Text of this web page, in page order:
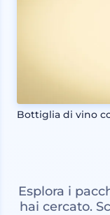
Bottiglia di vino
Esplora i
hai cercato.